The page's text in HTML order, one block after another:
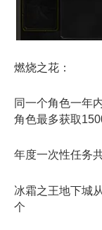
燃烧之花：
同一个角色一年
角色最多获取
年度一次性任务
冰霜之王地下城
个